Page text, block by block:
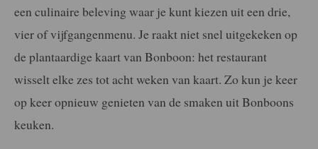
een culinaire beleving waar je kunt kiezen uit een drie,
vier of vijfgangenmenu. Je raakt niet snel uitgekeken op
de plantaardige kaart van Bonboon: het restaurant
wisselt elke zes tot acht weken van kaart. Zo kun je keer
op keer opnieuw genieten van de smaken uit Bonboons
keuken.